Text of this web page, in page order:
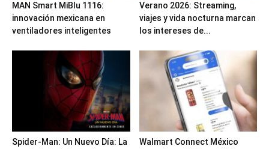
MAN Smart MiBlu 1116:
innovación mexicana en
ventiladores inteligentes
Verano 2026: Streaming,
viajes y vida nocturna marcan
los intereses de...
Spider-Man: Un Nuevo Día: La
Walmart Connect México